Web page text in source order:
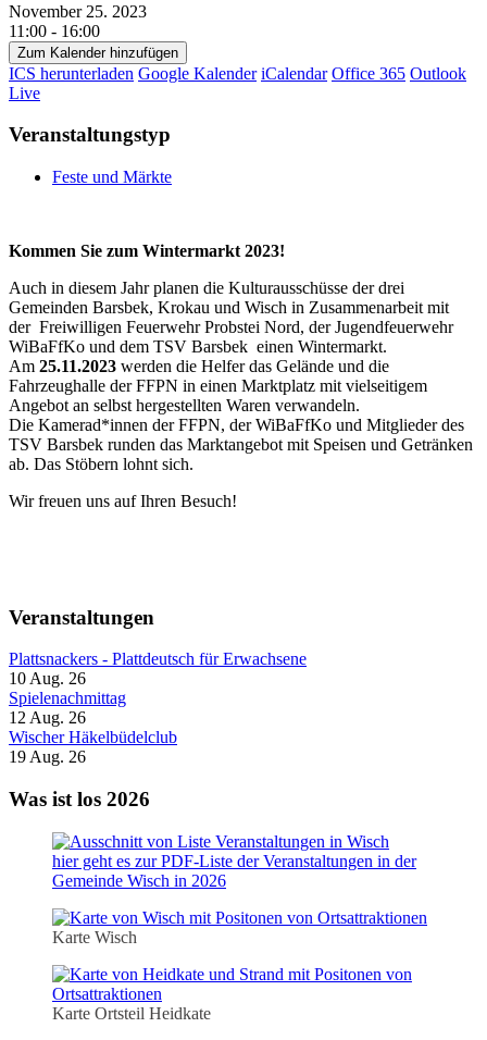
November 25. 2023
11:00 - 16:00
Zum Kalender hinzufügen
ICS herunterladen Google Kalender iCalendar Office 365 Outlook
Live
Veranstaltungstyp
Feste und Märkte
Kommen Sie zum Wintermarkt 2023!
Auch in diesem Jahr planen die Kulturausschüsse der drei
Gemeinden Barsbek, Krokau und Wisch in Zusammenarbeit mit
der Freiwilligen Feuerwehr Probstei Nord, der Jugendfeuerwehr
WiBaFfKo und dem TSV Barsbek einen Wintermarkt.
Am 25.11.2023 werden die Helfer das Gelände und die
Fahrzeughalle der FFPN in einen Marktplatz mit vielseitigem
Angebot an selbst hergestellten Waren verwandeln.
Die Kamerad*innen der FFPN, der WiBaFfKo und Mitglieder des
TSV Barsbek runden das Marktangebot mit Speisen und Getränken
ab. Das Stöbern lohnt sich.
Wir freuen uns auf Ihren Besuch!
Veranstaltungen
Plattsnackers - Plattdeutsch für Erwachsene
10 Aug. 26
Spielenachmittag
12 Aug. 26
Wischer Häkelbüdelclub
19 Aug. 26
Was ist los 2026
hier geht es zur PDF-Liste der Veranstaltungen in der
Gemeinde Wisch in 2026
Karte Wisch
Karte Ortsteil Heidkate